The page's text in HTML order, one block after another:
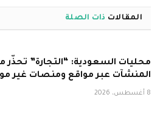
المقالات ذات الصلة
محليات السعودية: “التجارة” تحذّر
المنشآت عبر مواقع ومنصات غير
8 أغسطس، 2026